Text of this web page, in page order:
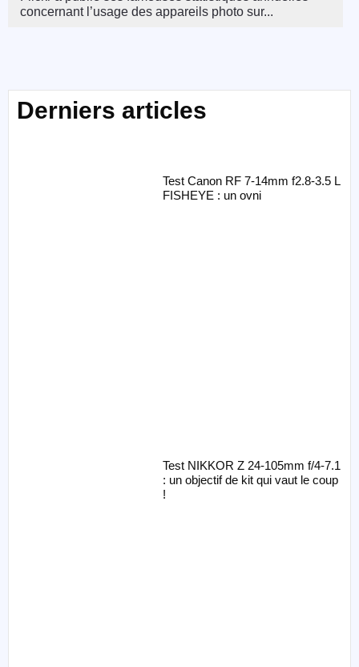
concernant l’usage des appareils photo sur...
Derniers articles
Test Canon RF 7-14mm f2.8-3.5 L
FISHEYE : un ovni
Test NIKKOR Z 24-105mm f/4-7.1
: un objectif de kit qui vaut le coup
!